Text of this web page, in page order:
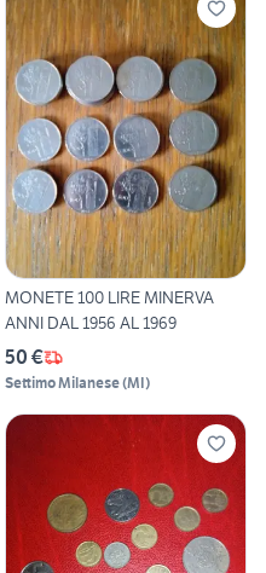
MONETE 100 LIRE MINERVA
ANNI DAL 1956 AL 1969
50 €
Settimo Milanese(MI)